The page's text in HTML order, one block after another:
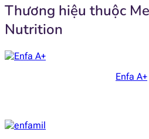
Thương hiệu thuộc
Nutrition
Enfa A+